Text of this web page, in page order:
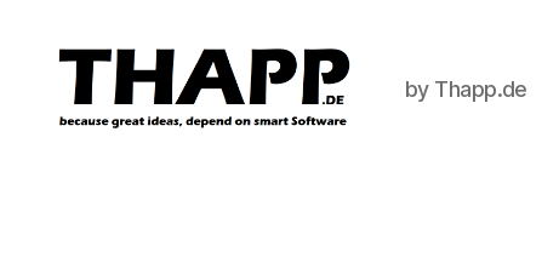
by Thapp.de